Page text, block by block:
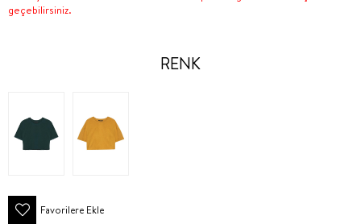
geçebilirsiniz.
RENK
Favorilere Ekle